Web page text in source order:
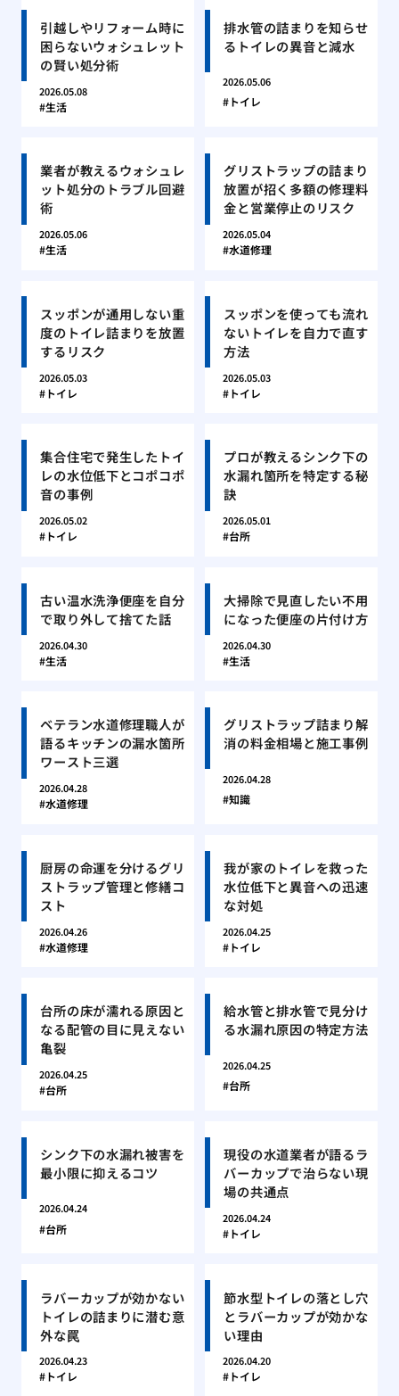
引越しやリフォーム時に
困らないウォシュレット
の賢い処分術
2026.05.08
生活
排水管の詰まりを知らせ
るトイレの異音と減水
2026.05.06
トイレ
業者が教えるウォシュレ
ット処分のトラブル回避
術
2026.05.06
生活
グリストラップの詰まり
放置が招く多額の修理料
金と営業停止のリスク
2026.05.04
水道修理
スッポンが通用しない重
度のトイレ詰まりを放置
するリスク
2026.05.03
トイレ
スッポンを使っても流れ
ないトイレを自力で直す
方法
2026.05.03
トイレ
集合住宅で発生したトイ
レの水位低下とコポコポ
音の事例
2026.05.02
トイレ
プロが教えるシンク下の
水漏れ箇所を特定する秘
訣
2026.05.01
台所
古い温水洗浄便座を自分
で取り外して捨てた話
2026.04.30
生活
大掃除で見直したい不用
になった便座の片付け方
2026.04.30
生活
ベテラン水道修理職人が
語るキッチンの漏水箇所
ワースト三選
2026.04.28
水道修理
グリストラップ詰まり解
消の料金相場と施工事例
2026.04.28
知識
厨房の命運を分けるグリ
ストラップ管理と修繕コ
スト
2026.04.26
水道修理
我が家のトイレを救った
水位低下と異音への迅速
な対処
2026.04.25
トイレ
台所の床が濡れる原因と
なる配管の目に見えない
亀裂
2026.04.25
台所
給水管と排水管で見分け
る水漏れ原因の特定方法
2026.04.25
台所
シンク下の水漏れ被害を
最小限に抑えるコツ
2026.04.24
台所
現役の水道業者が語るラ
バーカップで治らない現
場の共通点
2026.04.24
トイレ
ラバーカップが効かない
トイレの詰まりに潜む意
外な罠
2026.04.23
トイレ
節水型トイレの落とし穴
とラバーカップが効かな
い理由
2026.04.20
トイレ